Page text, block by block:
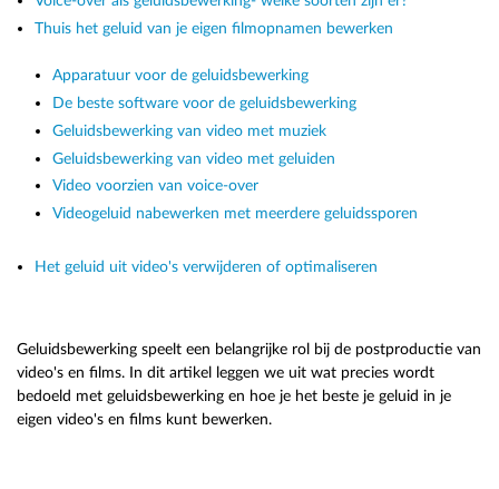
Thuis het geluid van je eigen filmopnamen bewerken
Apparatuur voor de geluidsbewerking
De beste software voor de geluidsbewerking
Geluidsbewerking van video met muziek
Geluidsbewerking van video met geluiden
Video voorzien van voice-over
Videogeluid nabewerken met meerdere geluidssporen
Het geluid uit video's verwijderen of optimaliseren
Geluidsbewerking speelt een belangrijke rol bij de postproductie van
video's en films. In dit artikel leggen we uit wat precies wordt
bedoeld met geluidsbewerking en hoe je het beste je geluid in je
eigen video's en films kunt bewerken.